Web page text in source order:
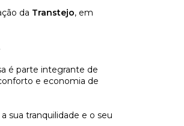
da Transtejo, em
é parte integrante de
e economia de
sua tranquilidade e o seu